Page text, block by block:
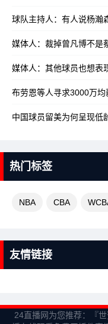
媒体人：其他球员也想表
中国球员留美为何呈现低
热门标签
NBA CBA
友情链接
24直播网为您推荐：『